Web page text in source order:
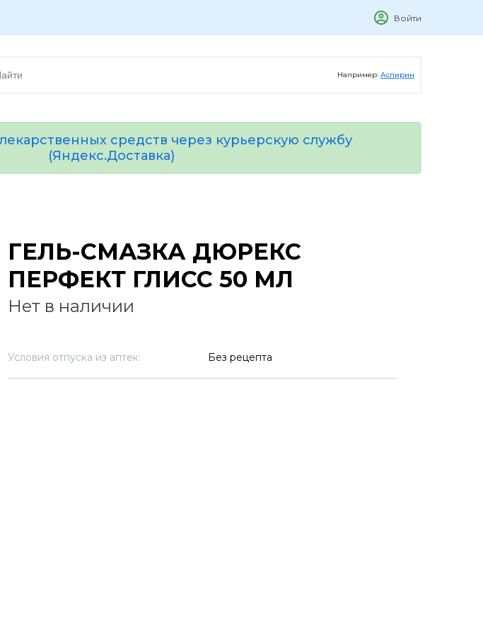
Войти
Например: Аспирин
средств через курьерскую службу
(Яндекс.Доставка)
ГЕЛЬ-СМАЗКА ДЮРЕКС
ПЕРФЕКТ ГЛИСС 50 МЛ
Нет в наличии
Условия отпуска из аптек: Без рецепта